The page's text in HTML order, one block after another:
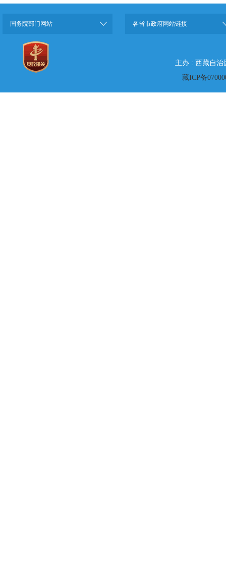
国务院部门网站 各省市政府网站链接
主办 : 西藏自治
藏ICP备